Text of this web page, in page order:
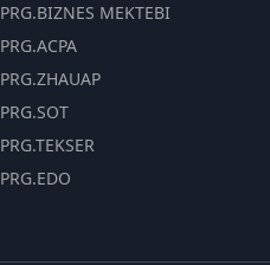
PRG.BIZNES MEKTEBI
PRG.ACPA
PRG.ZHAUAP
PRG.SOT
PRG.TEKSER
PRG.EDO